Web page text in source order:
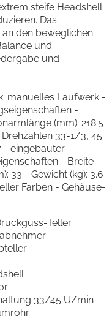
steife Headshell
Das
den beweglichen
und
und
manuelles Laufwerk -
-
(mm): 218.5
33-1/3, 45
- eingebauter
- Breite
33 - Gewicht (kg): 3.6
Farben - Gehäuse-
Teller
33/45 U/min